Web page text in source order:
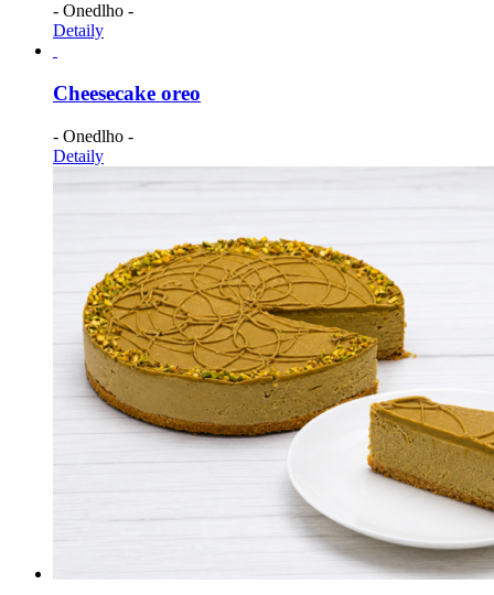
- Onedlho -
Detaily
Cheesecake oreo
- Onedlho -
Detaily